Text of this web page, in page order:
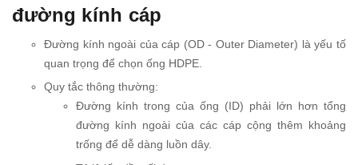
đường kính cáp
Đường kính ngoài của cáp (OD - Outer Diameter) là yếu tố
quan trọng để chọn ống HDPE.
Quy tắc thông thường:
Đường kính trong của ống (ID) phải lớn hơn tổng
đường kính ngoài của các cáp cộng thêm khoảng
trống để dễ dàng luồn dây.